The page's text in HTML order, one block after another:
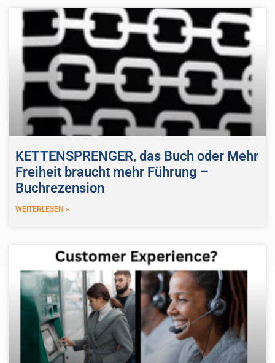
KETTENSPRENGER, das Buch oder Mehr
Freiheit braucht mehr Führung –
Buchrezension
WEITERLESEN »